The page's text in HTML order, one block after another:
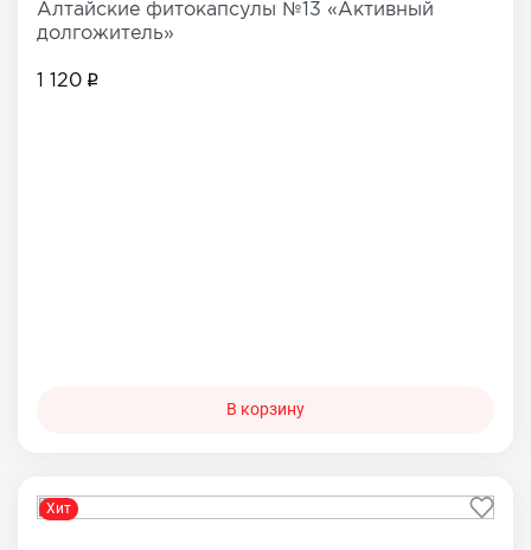
Алтайские фитокапсулы №13 «Активный
долгожитель»
1 120
В корзину
Хит